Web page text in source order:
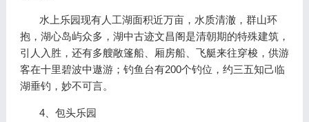
水上乐园现有人工湖面积近万亩，水质清澈，群山环
抱，湖心岛屿众多，湖中古迹文昌阁是清朝期的特殊建筑，
引人入胜，还有多艘敞篷船、厢房船、飞艇来往穿梭，供游
客在十里碧波中遨游；钓鱼台有200个钓位，约三五知己临
湖垂钓，妙不可言。
4、包头乐园